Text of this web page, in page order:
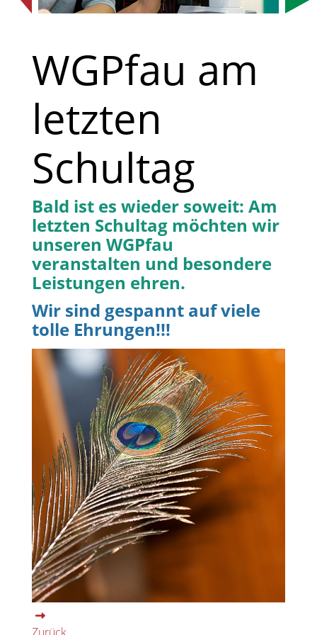
WGPfau am
letzten
Schultag
Bald ist es wieder soweit: Am
letzten Schultag möchten wir
unseren WGPfau
veranstalten und besondere
Leistungen ehren.
Wir sind gespannt auf viele
tolle Ehrungen!!!